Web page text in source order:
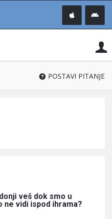
®
POSTAVI PITANJE
veš dok smo u
ne vidi ispod ihrama?